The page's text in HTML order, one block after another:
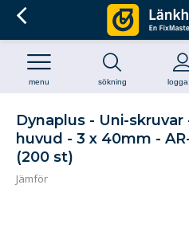
sökning logga
menu
Dynaplus - Uni-skruvar
huvud - 3 x 40mm -
(200 st)
Jämför